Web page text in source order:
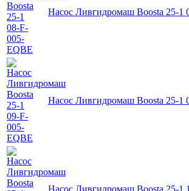
Насос Ливгидромаш Boosta 25-1
Насос Ливгидромаш Boosta 25-1
Насос Ливгидромаш Boosta 25-1